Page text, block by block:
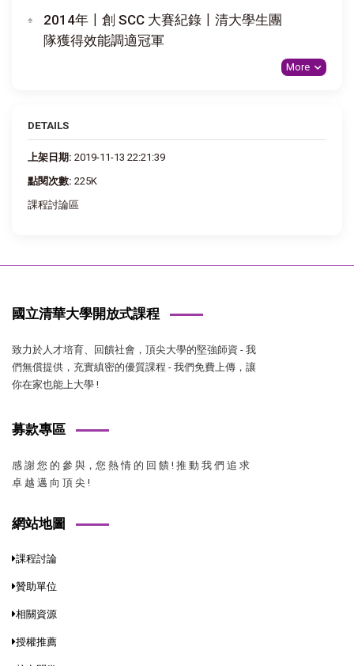
2014年〡創 SCC 大賽紀錄〡清大學生團
隊獲得效能調適冠軍
More
DETAILS
上架日期: 2019-11-13 22:21:39
點閱次數: 225K
課程討論區
國立清華大學開放式課程
致力於人才培育、回饋社會，頂尖大學的堅強師資 - 我
們無償提供，充實縝密的優質課程 - 我們免費上傳，讓
你在家也能上大學 !
募款專區
感 謝 您 的 參 與，您 熱 情 的 回 饋 ! 推 動 我 們 追 求
卓 越 邁 向 頂 尖 !
網站地圖
課程討論
贊助單位
相關資源
授權推薦